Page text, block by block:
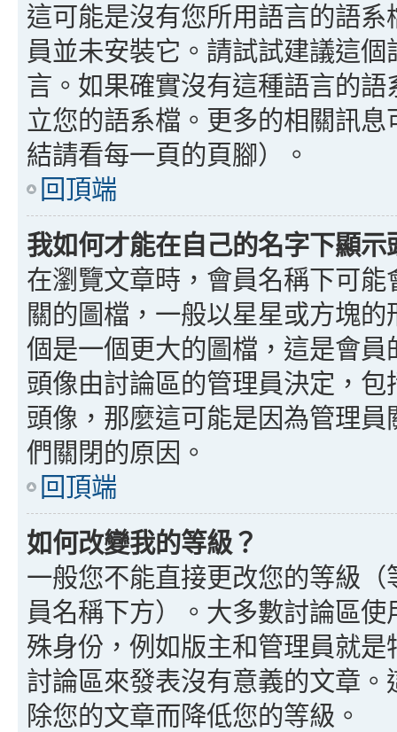
這可能是沒有您所用語言的語
員並未安裝它。請試試建議這
言。如果確實沒有這種語言的
立您的語系檔。更多的相關訊
結請看每一頁的頁腳）。
回頂端
我如何才能在自己的名字下顯
在瀏覽文章時，會員名稱下可
關的圖檔，一般以星星或方塊
個是一個更大的圖檔，這是會
頭像由討論區的管理員決定，
頭像，那麼這可能是因為管理
們關閉的原因。
回頂端
如何改變我的等級？
一般您不能直接更改您的等級
員名稱下方）。大多數討論區
殊身份，例如版主和管理員就
討論區來發表沒有意義的文章
除您的文章而降低您的等級。